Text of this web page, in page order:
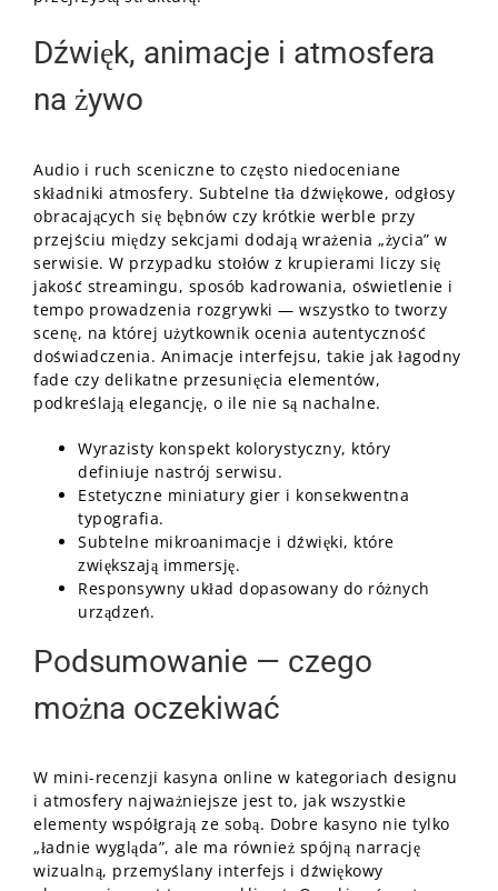
Dźwięk, animacje i atmosfera
na żywo
Audio i ruch sceniczne to często niedoceniane
składniki atmosfery. Subtelne tła dźwiękowe, odgłosy
obracających się bębnów czy krótkie werble przy
przejściu między sekcjami dodają wrażenia „życia” w
serwisie. W przypadku stołów z krupierami liczy się
jakość streamingu, sposób kadrowania, oświetlenie i
tempo prowadzenia rozgrywki — wszystko to tworzy
scenę, na której użytkownik ocenia autentyczność
doświadczenia. Animacje interfejsu, takie jak łagodny
fade czy delikatne przesunięcia elementów,
podkreślają elegancję, o ile nie są nachalne.
Wyrazisty konspekt kolorystyczny, który
definiuje nastrój serwisu.
Estetyczne miniatury gier i konsekwentna
typografia.
Subtelne mikroanimacje i dźwięki, które
zwiększają immersję.
Responsywny układ dopasowany do różnych
urządzeń.
Podsumowanie — czego
można oczekiwać
W mini-recenzji kasyna online w kategoriach designu
i atmosfery najważniejsze jest to, jak wszystkie
elementy współgrają ze sobą. Dobre kasyno nie tylko
„ładnie wygląda”, ale ma również spójną narrację
wizualną, przemyślany interfejs i dźwiękowy